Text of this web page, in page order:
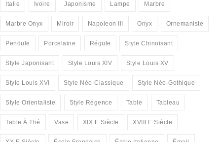
Italie Ivoire Japonisme Lampe Marbre
Marbre Onyx Miroir Napoleon III Onyx Ornemaniste
Pendule Porcelaine Régule Style Chinoisant
Style Japonisant Style Louis XIV Style Louis XV
Style Louis XVI Style Néo-Classique Style Néo-Gothique
Style Orientaliste Style Régence Table Tableau
Table À Thé Vase XIX E Siècle XVIII E Siècle